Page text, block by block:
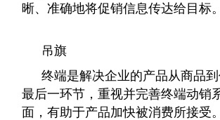
晰、准确地将促销信息传达给目标。
吊旗
终端是解决企业的产品从商品
最后一环节，重视并完善终端动销
面，有助于产品加快被消费所接受